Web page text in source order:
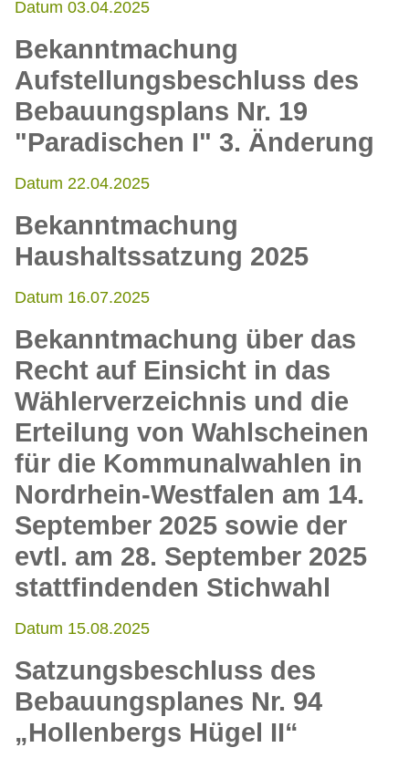
Datum 03.04.2025
Bekanntmachung
Aufstellungsbeschluss des
Bebauungsplans Nr. 19
"Paradischen I" 3. Änderung
Datum 22.04.2025
Bekanntmachung
Haushaltssatzung 2025
Datum 16.07.2025
Bekanntmachung über das
Recht auf Einsicht in das
Wählerverzeichnis und die
Erteilung von Wahlscheinen
für die Kommunalwahlen in
Nordrhein-Westfalen am 14.
September 2025 sowie der
evtl. am 28. September 2025
stattfindenden Stichwahl
Datum 15.08.2025
Satzungsbeschluss des
Bebauungsplanes Nr. 94
„Hollenbergs Hügel II“